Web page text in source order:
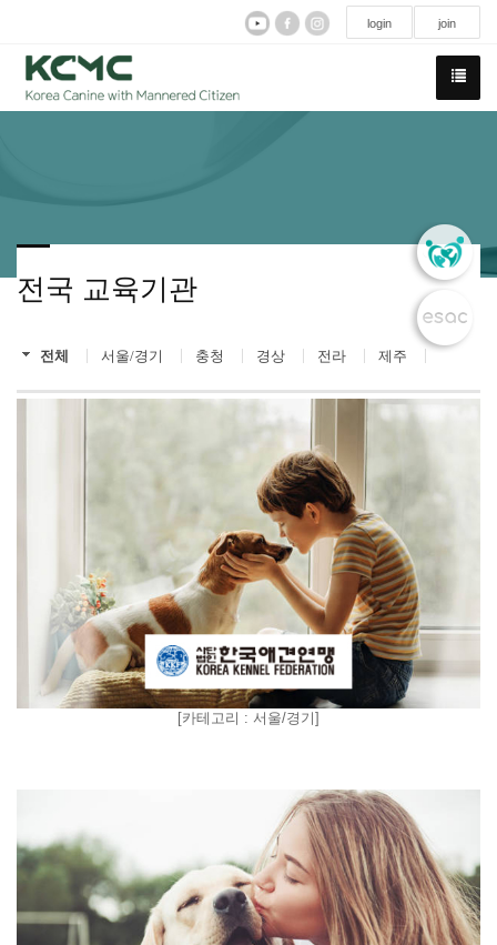
login join
전국 교육기관
전체 서울/경기 충청 경상 전라 제주
[카테고리 : 서울/경기]